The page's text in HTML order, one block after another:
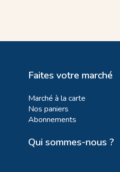
Faites votre marché
Marché à la carte
Nos paniers
Abonnements
Qui sommes-nous ?